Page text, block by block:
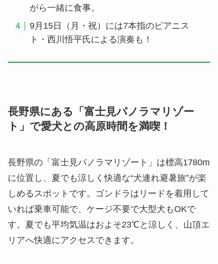
がら一緒に食事。
9月15日（月・祝）には7本指のピアニス
ト・西川悟平氏による演奏も！
長野県にある「富士見パノラマリゾー
ト」で愛犬との高原時間を満喫！
長野県の「富士見パノラマリゾート」は標高1780m
に位置し、夏でも涼しく快適な“犬連れ避暑旅”が楽
しめるスポットです。ゴンドラはリードを着用して
いれば乗車可能で、ケージ不要で大型犬もOKで
す。夏でも平均気温はおよそ23℃と涼しく、山頂エ
リアへ快適にアクセスできます。